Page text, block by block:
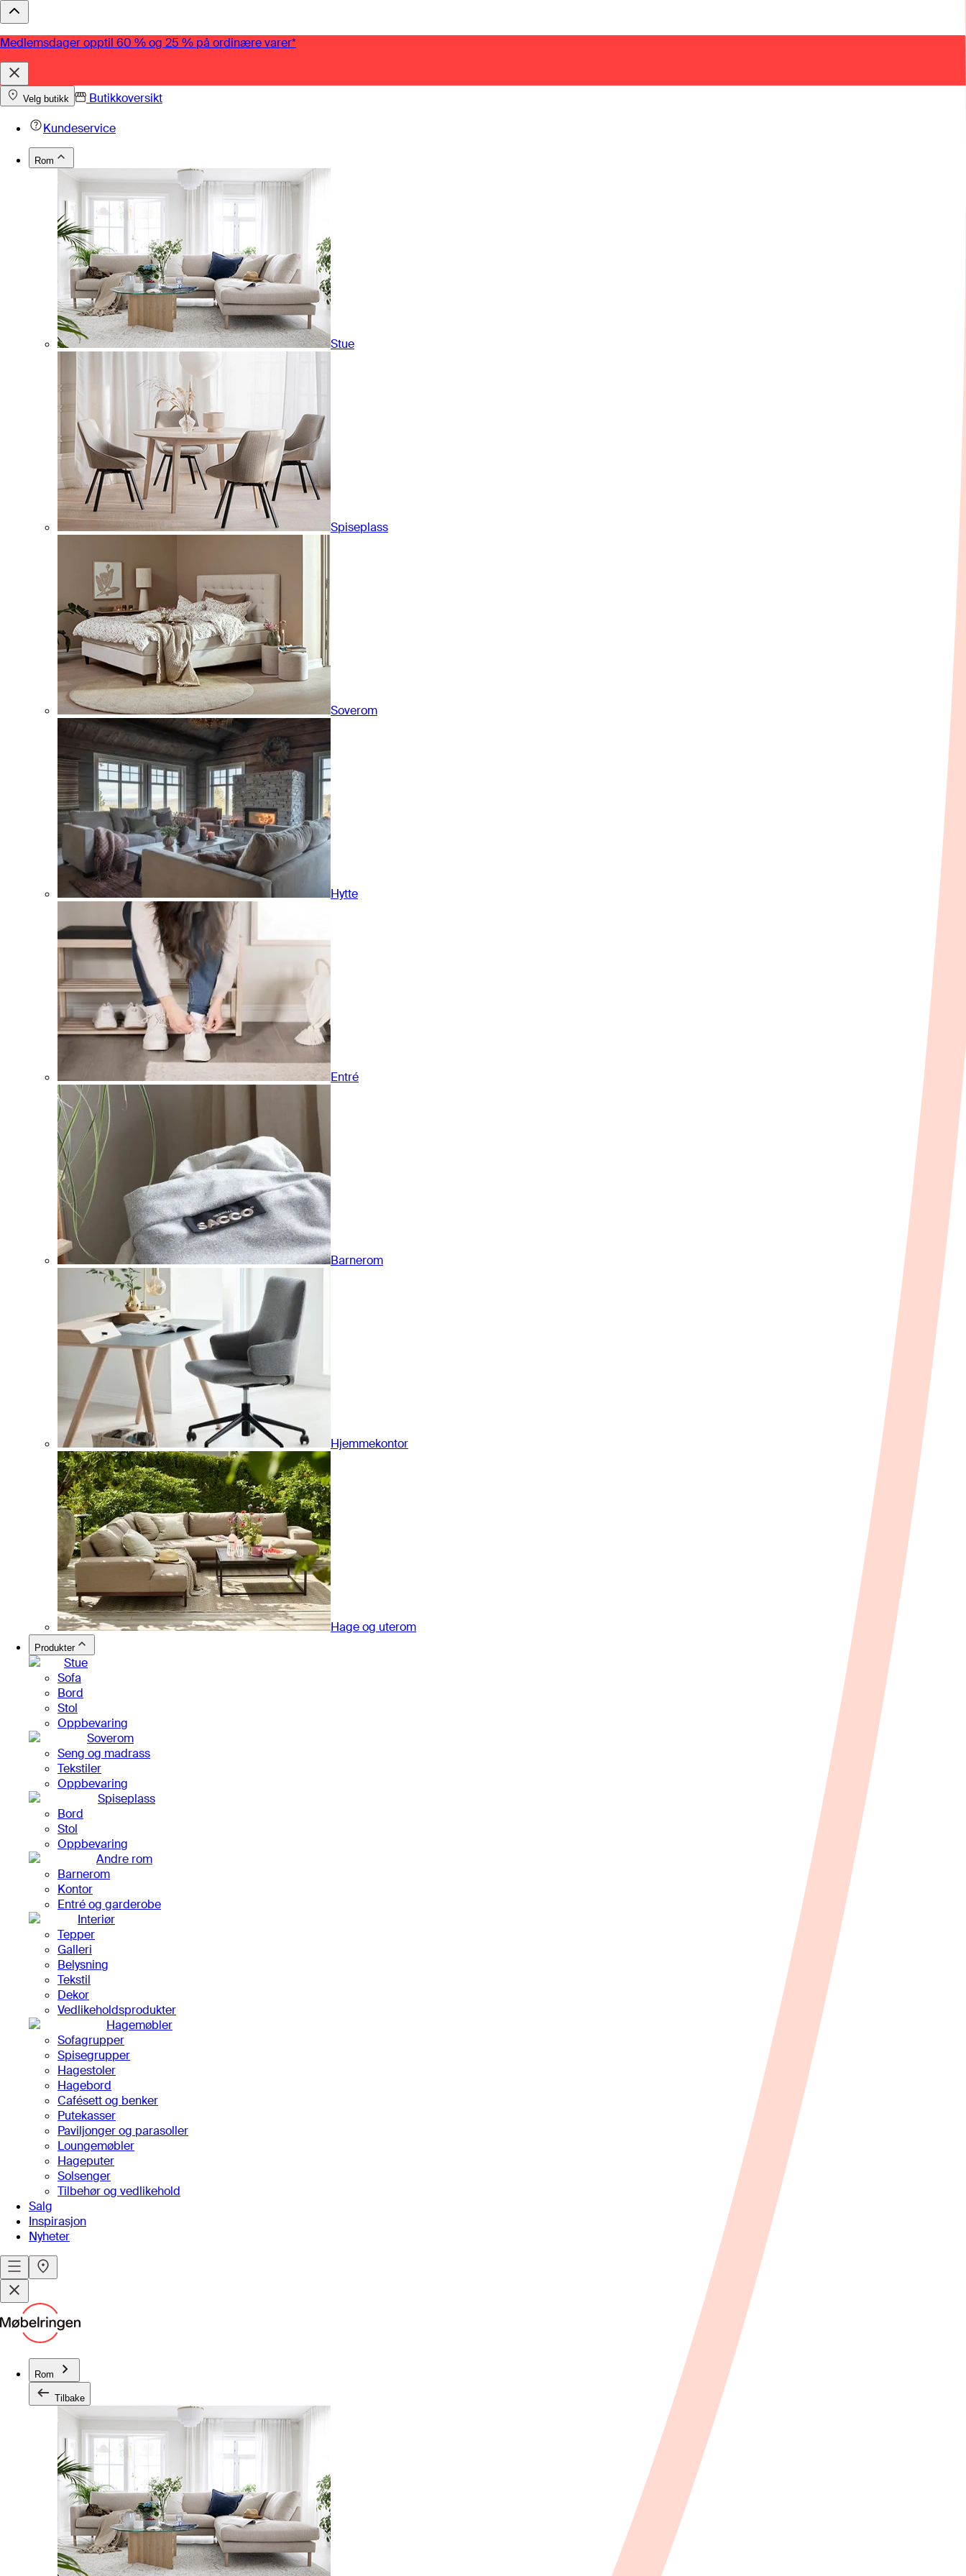
Medlemsdager opptil 60 % og 25 % på ordinære varer*
Velg butikk
Butikkoversikt
Kundeservice
Rom
Stue
Spiseplass
Soverom
Hytte
Entré
Barnerom
Hjemmekontor
Hage og uterom
Produkter
Stue
Sofa
Bord
Stol
Oppbevaring
Soverom
Seng og madrass
Tekstiler
Oppbevaring
Spiseplass
Bord
Stol
Oppbevaring
Andre rom
Barnerom
Kontor
Entré og garderobe
Interiør
Tepper
Galleri
Belysning
Tekstil
Dekor
Vedlikeholdsprodukter
Hagemøbler
Sofagrupper
Spisegrupper
Hagestoler
Hagebord
Cafésett og benker
Putekasser
Paviljonger og parasoller
Loungemøbler
Hageputer
Solsenger
Tilbehør og vedlikehold
Salg
Inspirasjon
Nyheter
Rom
Tilbake